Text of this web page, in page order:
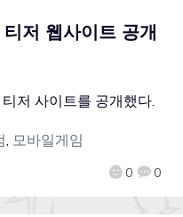
저 웹사이트 공개
0 0
저 사이트를 공개했다.
모바일게임